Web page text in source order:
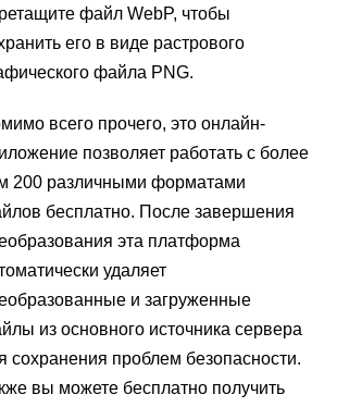
файл WebP, чтобы
его в виде растрового
файла PNG.
всего прочего, это онлайн-
позволяет работать с более
200 различными форматами
бесплатно. После завершения
эта платформа
удаляет
и загруженные
из основного источника сервера
сохранения проблем безопасности.
вы можете бесплатно получить